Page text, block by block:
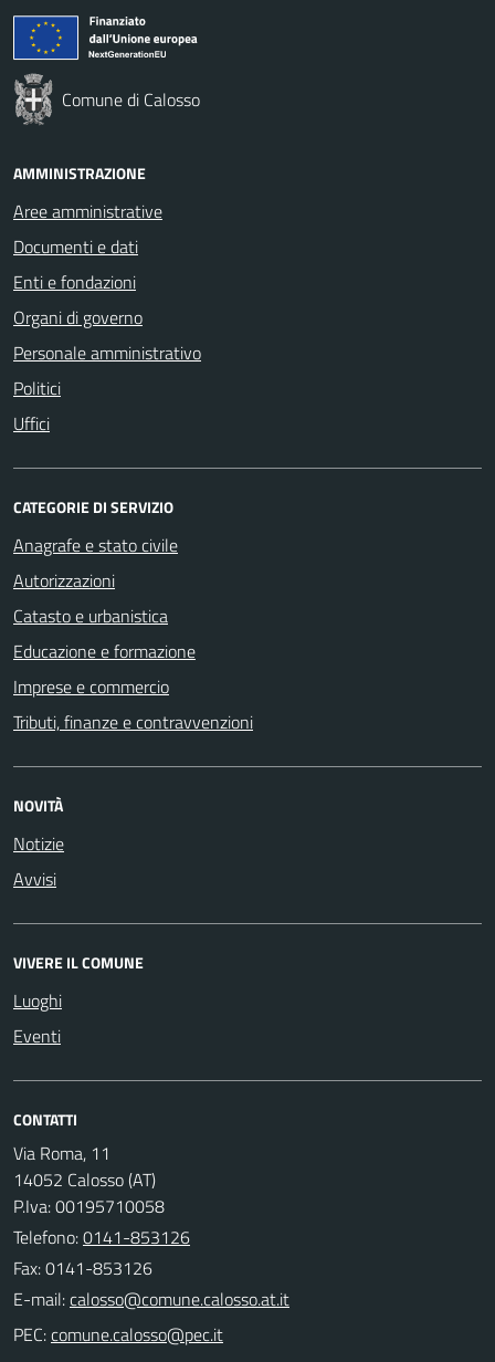
Comune di Calosso
AMMINISTRAZIONE
Aree amministrative
Documenti e dati
Enti e fondazioni
Organi di governo
Personale amministrativo
Politici
Uffici
CATEGORIE DI SERVIZIO
Anagrafe e stato civile
Autorizzazioni
Catasto e urbanistica
Educazione e formazione
Imprese e commercio
Tributi, finanze e contravvenzioni
NOVITÀ
Notizie
Avvisi
VIVERE IL COMUNE
Luoghi
Eventi
CONTATTI
Via Roma, 11
14052 Calosso (AT)
P.Iva: 00195710058
Telefono:0141-853126
Fax: 0141-853126
E-mail:
PEC: